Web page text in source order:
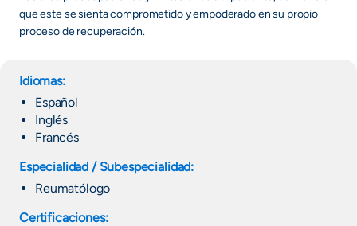
que este se sienta comprometido y empoderado en su propio
proceso de recuperación.
Idiomas:
Español
Inglés
Francés
Especialidad / Subespecialidad:
Reumatólogo
Certificaciones: